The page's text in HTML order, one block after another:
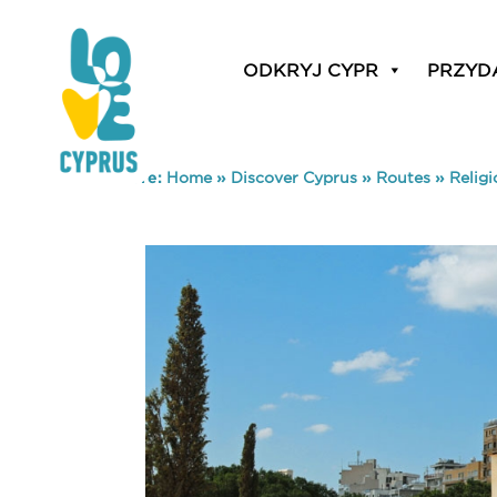
ODKRYJ CYPR
You are here: Home» Discover Cyprus » Routes »